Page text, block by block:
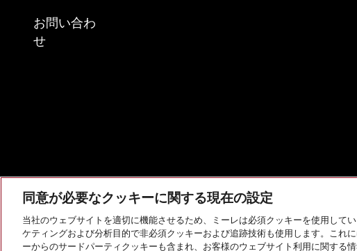
お問い合わ
せ
会社概要 法的通知 個人情報保護方針 利用規約
クッキー設
同意が必要なクッキーに関する現在の設定
当社のウェブサイトを適切に機能させるため、ミーレは必須クッキーを使用して
ケティングおよび分析目的で非必須クッキーおよび追跡技術も使用します。これ
ーからのサードパーティクッキーも含まれ、お客様のウェブサイト利用に関する